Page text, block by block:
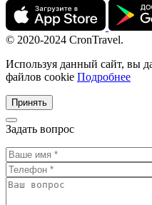
© 2020-2024 CronTravel.
Используя данный сайт, вы
файлов cookie Подробнее
Принять
Задать вопрос